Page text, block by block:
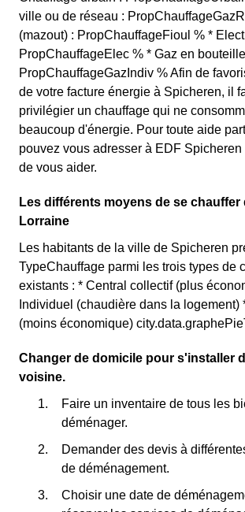
ville ou de réseau :
(mazout) : PropChauffageFioul % *
PropChauffageElec % * Gaz en
PropChauffageGazIndiv % Afin de
de votre facture énergie à Spicheren, il
privilégier un chauffage qui ne
beaucoup d'énergie. Pour toute aide
pouvez vous adresser à EDF
de vous aider.
Les différents moyens de se chauffer
Lorraine
Les habitants de la ville de Spicheren
TypeChauffage parmi les trois types de
existants : * Central collectif (plus
Individuel (chaudière dans la logement)
(moins économique)
Changer de domicile pour s'installer
voisine.
Faire un inventaire de tous les
déménager.
Demander des devis à
de déménagement.
Choisir une date de